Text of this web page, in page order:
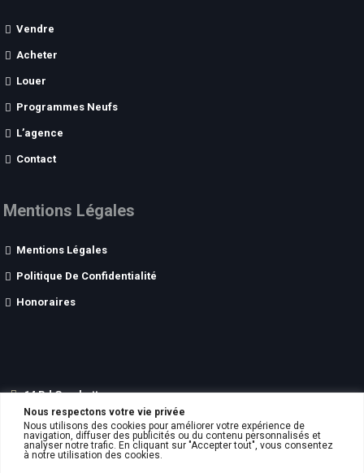
Nous respectons votre vie privée
Nous utilisons des cookies pour améliorer votre expérience de
navigation, diffuser des publicités ou du contenu personnalisés et
analyser notre trafic. En cliquant sur "Accepter tout", vous consentez
à notre utilisation des cookies.
Vendre
Acheter
Louer
Programmes Neufs
L’agence
Contact
Mentions Légales
Mentions Légales
Politique De Confidentialité
Honoraires
14 Bd Gambetta
62200BOULOGNE SUR MER
06.51.33.51.17
contact
aswimmobilier.fr